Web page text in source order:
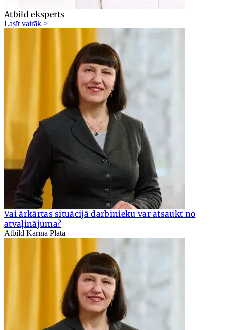
Atbild eksperts
Lasīt vairāk >
Vai ārkārtas situācijā darbinieku var atsaukt no
atvaļinājuma?
Atbild Karīna Platā